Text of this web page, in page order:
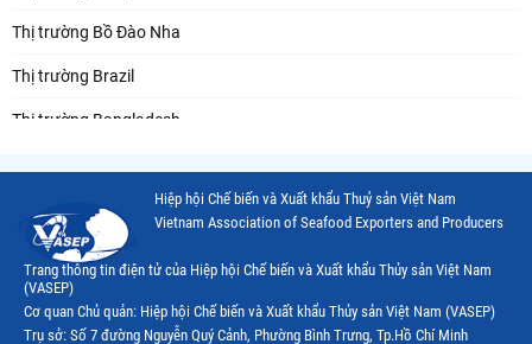
Thị trường Bồ Đào Nha
Thị trường Brazil
Thị trường Bangladesh
Thị trường Canada
Thị trường Ecuador
Thị trường EU
Thị trường Indonesia
Hiệp hội Chế biến và Xuất khẩu Thuỷ sản Việt Nam
Vietnam Association of Seafood Exporters and Producers
Trang thông tin điện tử của Hiệp hội Chế biến và Xuất khẩu Thủy sản Việt Nam
(VASEP)
Cơ quan Chủ quản: Hiệp hội Chế biến và Xuất khẩu Thủy sản Việt Nam (VASEP)
Trụ sở: Số 7 đường Nguyễn Quý Cảnh, Phường Bình Trưng, Tp.Hồ Chí Minh